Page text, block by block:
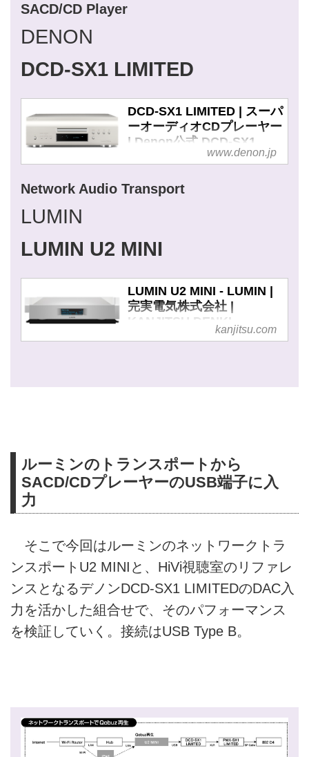
SACD/CD Player
DENON
DCD-SX1 LIMITED
DCD-SX1 LIMITED | スーパ
ーオーディオCDプレーヤー
| Denon公式 DCD-SX1
ページです。サウンドマネージ
ッグシップSACDプレーヤー
www.denon.jp
Network Audio Transport
LUMIN
LUMIN U2 MINI
LUMIN U2 MINI - LUMIN |
完実電気株式会社 |
KANJITSU DENKI
kanjitsu.com
ルーミンのトランスポートから
SACD/CDプレーヤーのUSB端子に入
力
そこで今回はルーミンのネットワークトラ
ンスポートU2 MINIと、HiVi視聴室のリファレ
ンスとなるデノンDCD-SX1 LIMITEDのDAC入
力を活かした組合せで、そのパフォーマンス
を検証していく。接続はUSB Type B。